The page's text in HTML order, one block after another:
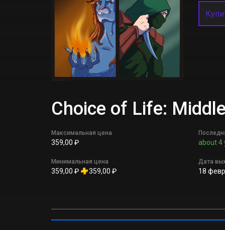
Choice of Life:
Максимальная цена
359,00 ₽
Минимальная цена
359,00 ₽ 359,00 ₽
about 4
Дата
18